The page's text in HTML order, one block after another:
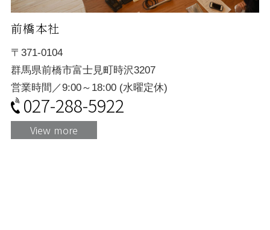
前橋本社
〒371-0104
群馬県前橋市富士見町時沢3207
営業時間／9:00～18:00 (水曜定休)
027-288-5922
View more